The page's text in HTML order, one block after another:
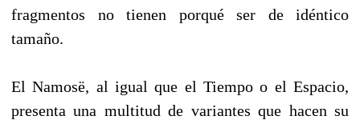
fragmentos no tienen porqué ser de idéntico
tamaño.
El Namosë, al igual que el Tiempo o el Espacio,
presenta una multitud de variantes que hacen su